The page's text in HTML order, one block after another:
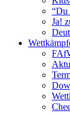
“Du
Ja!